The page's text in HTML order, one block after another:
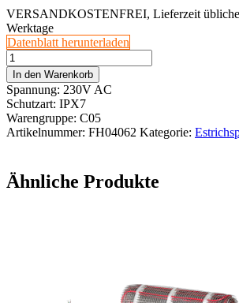
VERSANDKOSTENFREI, Lieferzeit
Werktage
Datenblatt herunterladen
InfraFloor©
Estrichspeicherheizung
E150
ab
5m²
inkl.
Planung
In den Warenkorb
Spannung: 230V AC
Schutzart: IPX7
Warengruppe: C05
Artikelnummer: FH04062 Kategorie:
Ähnliche Produkte